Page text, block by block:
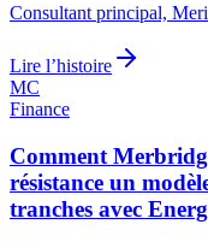
Consultant principal,
Lire l’histoire
MC
Finance
Comment
résistance un
tranches avec